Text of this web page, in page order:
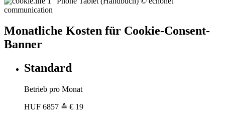
Monatliche Kosten für Cookie-Consent-
Banner
Standard
Betrieb pro Monat
HUF 6857 ≙ € 19